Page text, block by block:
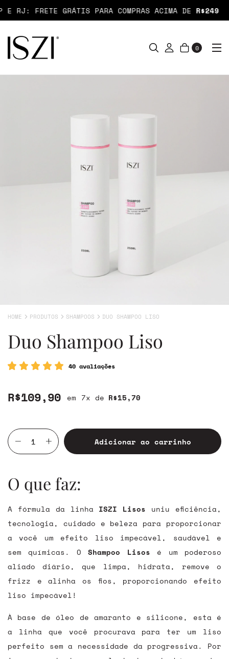
RJ: FRETE GRÁTIS PARA COMPRAS ACIMA DER$249
0
HOME PRODUTOS SHAMPOOS DUO SHAMPOO LISO
Duo Shampoo Liso
40 avaliações
7x de R$15,70
R$109,90
O que faz:
A fórmula da linha ISZI Lisos uniu eficiência,
tecnologia, cuidado e beleza para proporcionar
a você um efeito liso impecável, saudável e
sem químicas. OShampoo Lisos é um poderoso
aliado diário, que limpa, hidrata, remove o
frizz e alinha os fios, proporcionando efeito
liso impecável!
À base de óleo de amaranto e silicone, esta é
a linha que você procurava para ter um liso
perfeito sem a necessidade da progressiva. Por